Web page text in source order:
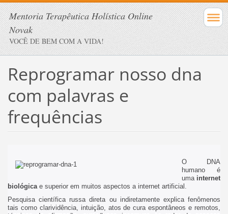
Mentoria Terapêutica Holística Online
Novak
VOCÊ DE BEM COM A VIDA!
Reprogramar nosso dna
com palavras e
frequências
O DNA
humano é
uma internet
biológicae superior em muitos aspectos a internet artificial.
Pesquisa científica russa direta ou indiretamente explica fenômenos
tais como clarividência, intuição, atos de cura espontâneos e remotos,